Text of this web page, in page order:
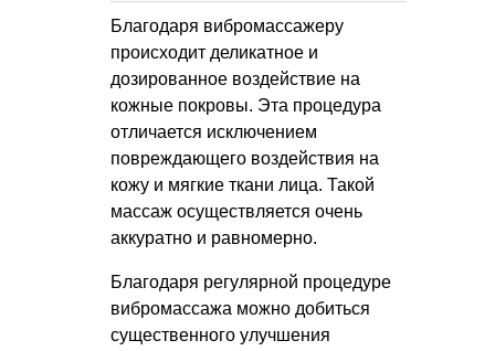
Благодаря вибромассажеру
происходит деликатное и
дозированное воздействие на
кожные покровы. Эта процедура
отличается исключением
повреждающего воздействия на
кожу и мягкие ткани лица. Такой
массаж осуществляется очень
аккуратно и равномерно.
Благодаря регулярной процедуре
вибромассажа можно добиться
существенного улучшения